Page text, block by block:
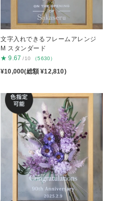
文字入れできるフレームアレンジ
M スタンダード
★ 9.67 /10 （5630）
¥10,000(総額 ¥12,810)